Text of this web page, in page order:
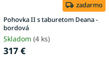
zadarmo
Pohovka II s taburetom Deana -
bordová
Skladom (4 ks)
317 €